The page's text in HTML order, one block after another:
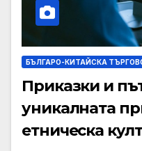
БЪЛГАРО-КИТАЙСКА
Приказки и
уникалната
етническа